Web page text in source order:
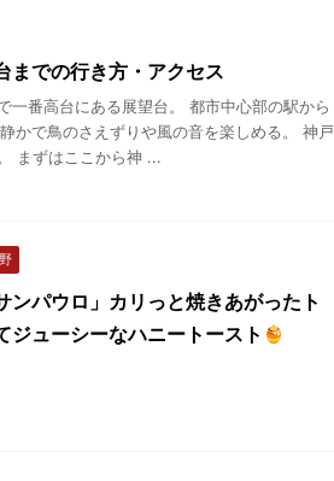
までの行き方・アクセス
一番高台にある展望台。 都市中心部の駅から
かで鳥のさえずりや風の音を楽しめる。 神戸
まずはここから神 ...
ンパウロ」カリっと焼きあがったト
ジューシーなハニートースト